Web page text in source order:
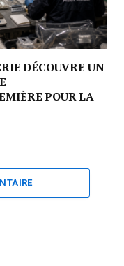
DÉCOUVRE UN
POUR LA